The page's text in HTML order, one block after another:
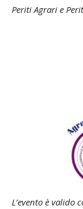
Periti Agrari e
L’evento è valido